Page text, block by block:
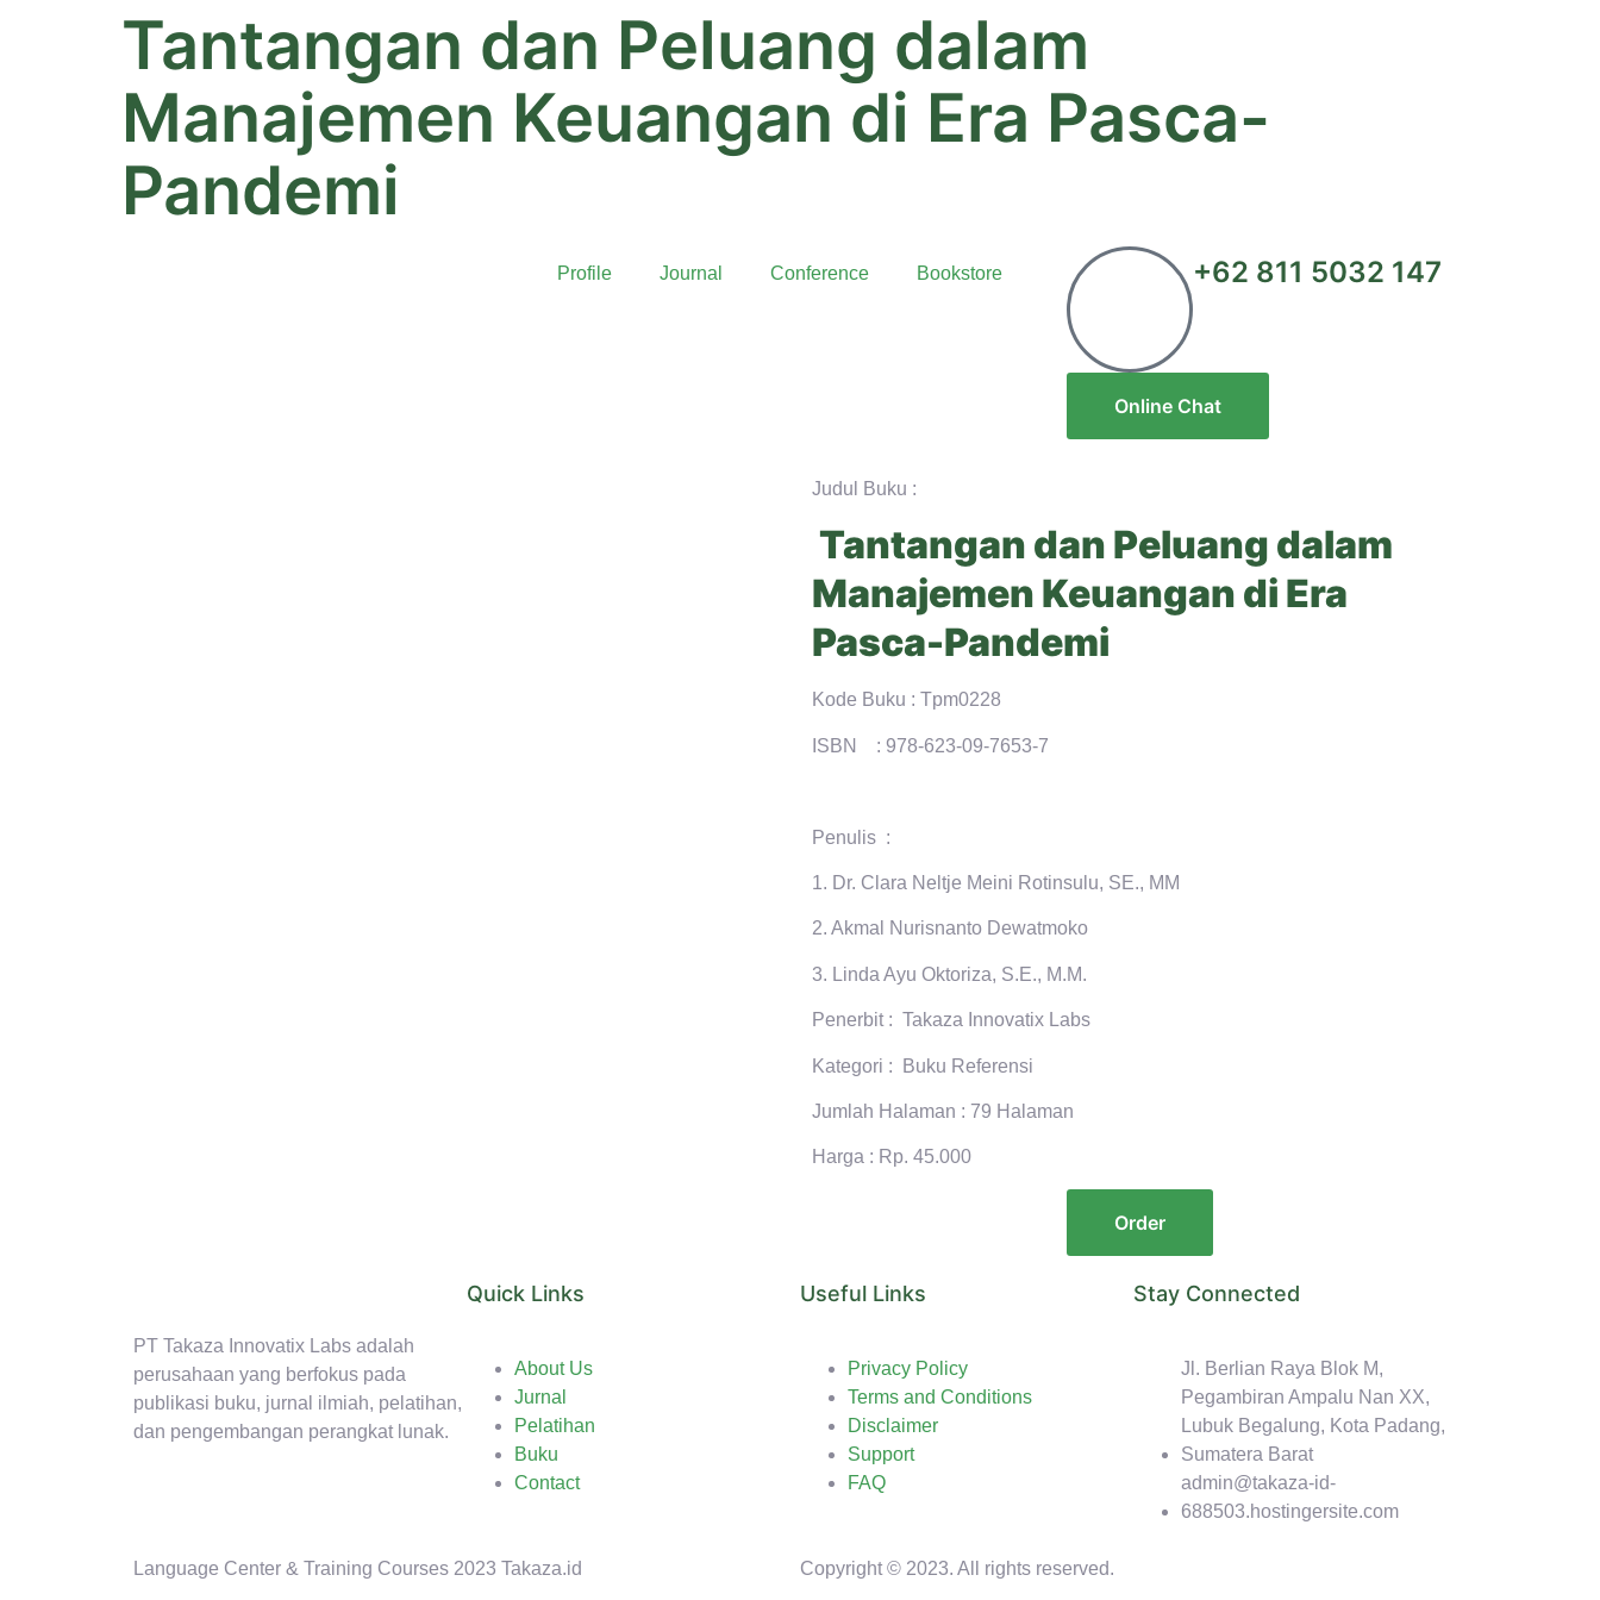
Tantangan dan Peluang dalam
Manajemen Keuangan di Era Pasca-
Pandemi
Profile Journal Conference Bookstore +62 811 5032 147
Online Chat
Judul Buku :
Tantangan dan Peluang dalam
Manajemen Keuangan di Era
Pasca-Pandemi
Kode Buku : Tpm0228
ISBN : 978-623-09-7653-7
Penulis :
1. Dr. Clara Neltje Meini Rotinsulu, SE., MM
2. Akmal Nurisnanto Dewatmoko
3. Linda Ayu Oktoriza, S.E., M.M.
Penerbit : Takaza Innovatix Labs
Kategori : Buku Referensi
Jumlah Halaman : 79 Halaman
Harga : Rp. 45.000
Order
PT Takaza Innovatix Labs adalah
perusahaan yang berfokus pada
publikasi buku, jurnal ilmiah, pelatihan,
dan pengembangan perangkat lunak.
Quick Links
About Us
Jurnal
Pelatihan
Buku
Contact
Useful Links
Privacy Policy
Terms and Conditions
Disclaimer
Support
FAQ
Stay Connected
Jl. Berlian Raya Blok M,
Pegambiran Ampalu Nan XX,
Lubuk Begalung, Kota Padang,
Sumatera Barat
admin@takaza-id-
688503.hostingersite.com
Language Center & Training Courses 2023 Takaza.id Copyright © 2023. All rights reserved.